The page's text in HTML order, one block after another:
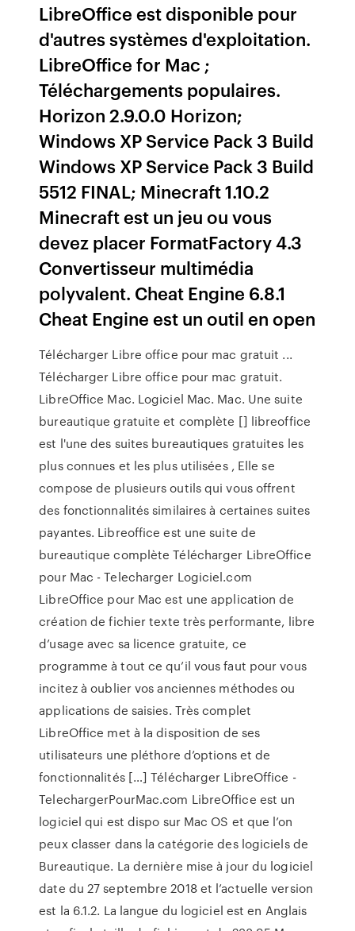
LibreOffice est disponible pour
d'autres systèmes d'exploitation.
LibreOffice for Mac ;
Téléchargements populaires.
Horizon 2.9.0.0 Horizon;
Windows XP Service Pack 3 Build
Windows XP Service Pack 3 Build
5512 FINAL; Minecraft 1.10.2
Minecraft est un jeu ou vous
devez placer FormatFactory 4.3
Convertisseur multimédia
polyvalent. Cheat Engine 6.8.1
Cheat Engine est un outil en open
Télécharger Libre office pour mac gratuit ...
Télécharger Libre office pour mac gratuit.
LibreOffice Mac. Logiciel Mac. Mac. Une suite
bureautique gratuite et complète [] libreoffice
est l'une des suites bureautiques gratuites les
plus connues et les plus utilisées , Elle se
compose de plusieurs outils qui vous offrent
des fonctionnalités similaires à certaines suites
payantes. Libreoffice est une suite de
bureautique complète Télécharger LibreOffice
pour Mac - Telecharger Logiciel.com
LibreOffice pour Mac est une application de
création de fichier texte très performante, libre
d’usage avec sa licence gratuite, ce
programme à tout ce qu’il vous faut pour vous
incitez à oublier vos anciennes méthodes ou
applications de saisies. Très complet
LibreOffice met à la disposition de ses
utilisateurs une pléthore d’options et de
fonctionnalités […] Télécharger LibreOffice -
TelechargerPourMac.com LibreOffice est un
logiciel qui est dispo sur Mac OS et que l’on
peux classer dans la catégorie des logiciels de
Bureautique. La dernière mise à jour du logiciel
date du 27 septembre 2018 et l’actuelle version
est la 6.1.2. La langue du logiciel est en Anglais